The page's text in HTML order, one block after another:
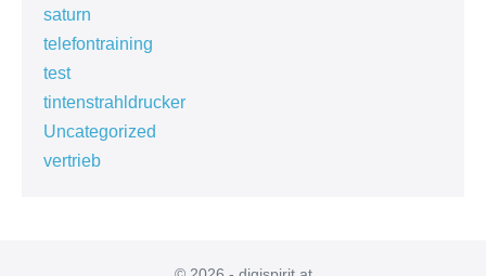
saturn
telefontraining
test
tintenstrahldrucker
Uncategorized
vertrieb